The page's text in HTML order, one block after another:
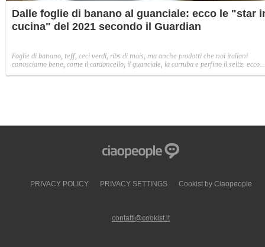
Dalle foglie di banano al guanciale: ecco le "star
cucina" del 2021 secondo il Guardian
Foglie di banano, teff, ceci verdi, ribs di mais, ma anche prodotti che noi italiani
conosciamo bene, come il cardoncello, il guanciale, la carruba e perfino il seltz: ecco
PRIVACY POLICY PRIVACY SETTINGS Cookist by Ciaopeople
contatti@cookist.it